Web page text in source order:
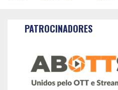
PATROCINADORES